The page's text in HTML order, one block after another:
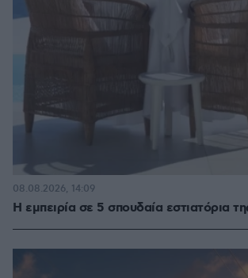
Η εμπειρία σε 5 σπουδαία εστιατόρια
08.08.2026, 14:09